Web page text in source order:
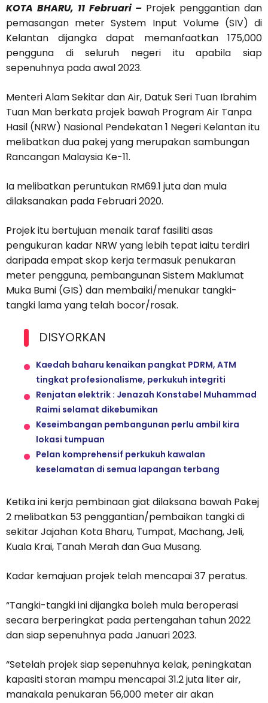
KOTA BHARU, 11 Februari – Projek penggantian dan
pemasangan meter System Input Volume (SIV) di
Kelantan dijangka dapat memanfaatkan 175,000
pengguna di seluruh negeri itu apabila siap
sepenuhnya pada awal 2023.
Menteri Alam Sekitar dan Air, Datuk Seri Tuan Ibrahim
Tuan Man berkata projek bawah Program Air Tanpa
Hasil (NRW) Nasional Pendekatan 1 Negeri Kelantan itu
melibatkan dua pakej yang merupakan sambungan
Rancangan Malaysia Ke-11.
Ia melibatkan peruntukan RM69.1 juta dan mula
dilaksanakan pada Februari 2020.
Projek itu bertujuan menaik taraf fasiliti asas
pengukuran kadar NRW yang lebih tepat iaitu terdiri
daripada empat skop kerja termasuk penukaran
meter pengguna, pembangunan Sistem Maklumat
Muka Bumi (GIS) dan membaiki/menukar tangki-
tangki lama yang telah bocor/rosak.
DISYORKAN
Kaedah baharu kenaikan pangkat PDRM, ATM
tingkat profesionalisme, perkukuh integriti
Renjatan elektrik : Jenazah Konstabel Muhammad
Raimi selamat dikebumikan
Keseimbangan pembangunan perlu ambil kira
lokasi tumpuan
Pelan komprehensif perkukuh kawalan
keselamatan di semua lapangan terbang
Ketika ini kerja pembinaan giat dilaksana bawah Pakej
2 melibatkan 53 penggantian/pembaikan tangki di
sekitar Jajahan Kota Bharu, Tumpat, Machang, Jeli,
Kuala Krai, Tanah Merah dan Gua Musang.
Kadar kemajuan projek telah mencapai 37 peratus.
“Tangki-tangki ini dijangka boleh mula beroperasi
secara berperingkat pada pertengahan tahun 2022
dan siap sepenuhnya pada Januari 2023.
“Setelah projek siap sepenuhnya kelak, peningkatan
kapasiti storan mampu mencapai 31.2 juta liter air,
manakala penukaran 56,000 meter air akan